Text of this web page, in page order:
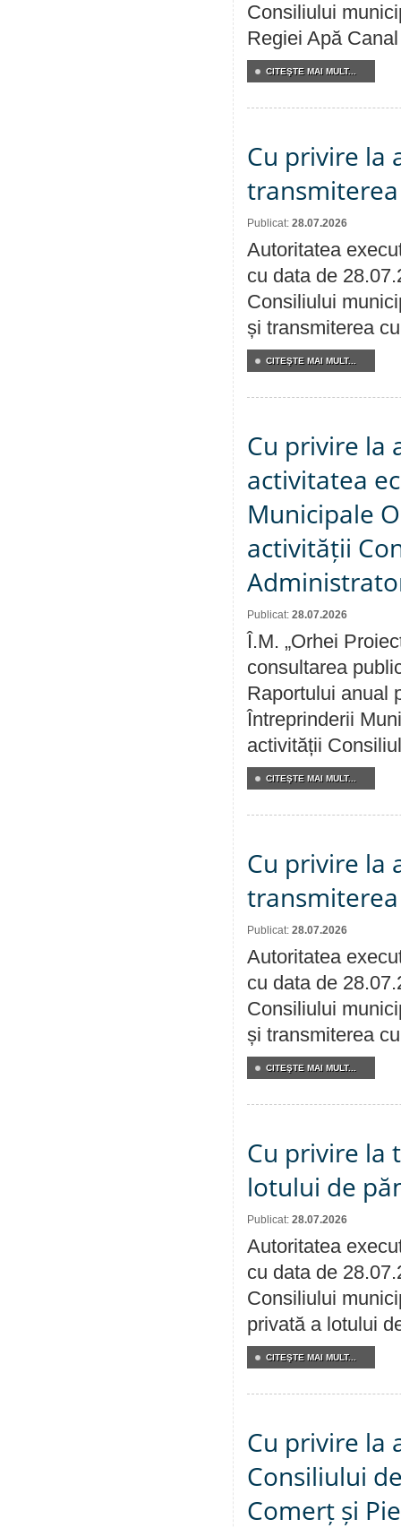
Consiliului
Regiei Apă
CITEŞTE MAI MULT...
Cu privire la
Publicat: 28.07.2026
Autoritatea
cu data de
Consiliului
și transmiterea
CITEŞTE MAI MULT...
Cu privire la
activitatea
Municipale
activității
Publicat: 28.07.2026
Î.M. „Orhei
consultarea
Raportului anual
Întreprinderii
activității
CITEŞTE MAI MULT...
Cu privire la
Publicat: 28.07.2026
Autoritatea
cu data de
Consiliului
și transmiterea
CITEŞTE MAI MULT...
Cu privire la
lotului de
Publicat: 28.07.2026
Autoritatea
cu data de
Consiliului
privată a lotului
CITEŞTE MAI MULT...
Cu privire la
Consiliului
Comerț și